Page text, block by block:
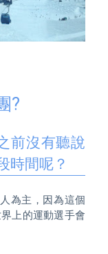
?
前沒有聽說
時間呢？
為主，因為這個
上的運動選手會